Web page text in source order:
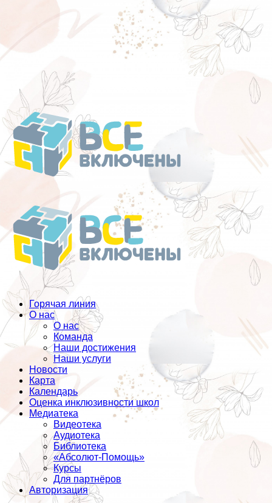
Перейти
к
содержанию
Горячая линия
О нас
О нас
Команда
Наши достижения
Наши услуги
Новости
Карта
Календарь
Оценка инклюзивности школ
Медиатека
Видеотека
Аудиотека
Библиотека
«Абсолют-Помощь»
Курсы
Для партнёров
Авторизация